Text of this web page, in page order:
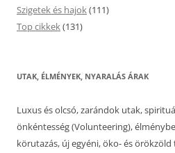
Szigetek és hajok(111)
Top cikkek(131)
UTAK, ÉLMÉNYEK, NYARALÁS ÁRAK
Luxus és olcsó, zarándok utak,
önkéntesség (Volunteering),
körutazás, új egyéni, öko- és